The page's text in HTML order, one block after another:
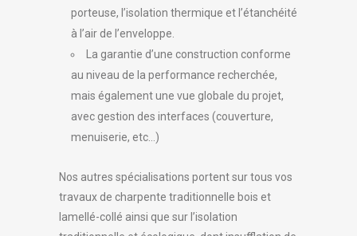
porteuse, l’isolation thermique et l’étanchéité
à l’air de l’enveloppe.
La garantie d’une construction conforme
au niveau de la performance recherchée,
mais également une vue globale du projet,
avec gestion des interfaces (couverture,
menuiserie, etc…)
Nos autres spécialisations portent sur tous vos
travaux de charpente traditionnelle bois et
lamellé-collé ainsi que sur l’isolation